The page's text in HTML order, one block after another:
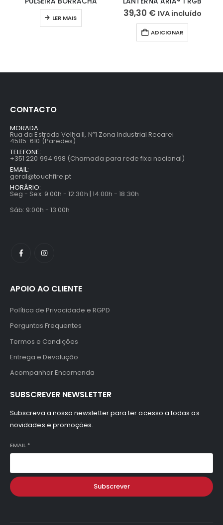
LER MAIS 39,30 € IVA incluído
ADICIONAR
CONTACTO
MORADA:
Rua da Estrada Velha II, Nº1 Zona Industrial Recarei
4585-610 (Paredes)
TELEFONE:
+351 220 994 998 (Chamada para rede fixa nacional)
EMAIL:
geral@touchfire.pt
HORÁRIO:
Seg - Sex: 9:00h - 12:30h | 14:00h - 18:30h
Sáb: 9:00h - 13:00h
APOIO AO CLIENTE
Política de Privacidade e RGPD
Perguntas Frequentes
Termos e Condições
Entrega e Devolução
Acompanhar Encomenda
SUBSCREVER NEWSLETTER
Subscreva a nossa newsletter para ter acesso a todas as
novidades e promoções.
EMAIL *
Subscrever